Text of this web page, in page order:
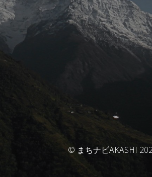
© まちナビAKASHI